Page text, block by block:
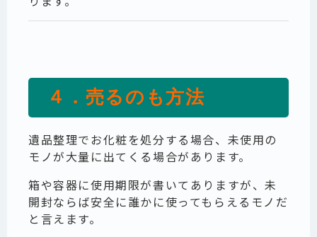
４．売るのも方法
遺品整理でお化粧を処分する場合、未使用の
モノが大量に出てくる場合があります。
箱や容器に使用期限が書いてありますが、未
開封ならば安全に誰かに使ってもらえるモノだ
と言えます。